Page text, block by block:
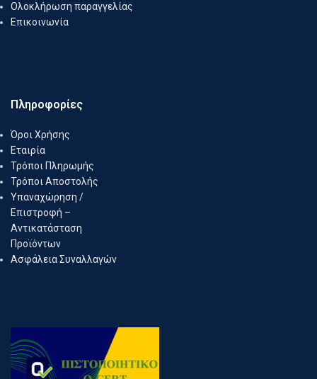
Ολοκλήρωση παραγγελίας
Επικοινωνία
Πληροφορίες
Όροι Χρήσης
Εταιρία
Τρόποι Πληρωμής
Τρόποι Αποστολής
Υπαναχώρηση /
Επιστροφή –
Αντικατάσταση
Προϊόντων
Ασφάλεια Συναλλαγών